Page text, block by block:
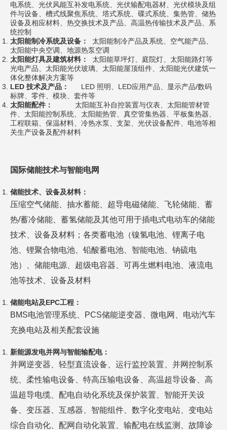
电系统、光伏风能互补发电系统、光伏输配电器材、光伏模块及组
件与设备、槽式线聚焦系统、塔式系统、碟式系统、集热管、储热
设备及相应材料、热交换技术及产品、高温热传输技术及产品、系
统控制
太阳能制冷系统及设备： 太阳能制冷产品及系统、空气能产品、
太阳能中央空调、地源热泵空调
太阳能灯具及建筑材料： 太阳能草坪灯、庭院灯、太阳能路灯等
光电产品、太阳能光伏玻璃、太阳能屋顶组件、太阳能光伏建筑一
体化整体解决方案等
LED 技术及产品： LED 照明、LED应用产品、显示产品/数码
标牌、零件、模块、套件等
太阳能配件： 太阳能互补自控装置与仪表、太阳能管材管
件、太阳能控制系统、太阳能热管、真空管集热器、平板集热器、
工程联箱、保温材料、冷热水泵、支架、光伏设备配件、电池等相
关生产设备及配件材料
国际储能技术与智能电网
储能技术、设备及材料：
压缩空气储能、抽水蓄能、超导电磁储能、飞轮储能、蓄
热/蓄冷储能、蓄氢储能及其他可用于插电式电动车的储能
技术、设备及材料；各类蓄电池（镍氢电池、锂离子电
池、锂聚合物电池、铅酸蓄电池、智能电池、钠硫电
池）、储能电源、超级电容器、可再生燃料电池、液流电
池等技术、设备及材料
储能电站及EPC工程：
BMS电池管理系统、PCS储能逆变器、微电网、电动汽车
充换电站及相关配套设施
新能源发电并网与智能输配电：
并网逆变器、轻型直流设备、运行监控装置、并网控制系
统、柔性输电设备、特高压输电设备、高温超导设备、高
温超导电缆、配电自动化系统及保护装置、智能开关设
备、变压器、互感器、智能组件、数字化变电站、变电站
综合自动化、配网自动化装置、输配电在线监测、故障诊